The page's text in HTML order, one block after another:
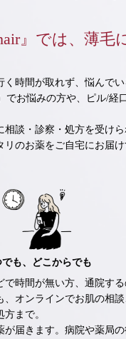
hair』では、薄
く時間が取れず、悩んで
でお悩みの方や、ピル/経
相談・診察・処方を受けら
リのお薬をご自宅にお届
でも、どこからでも
で時間が無い方、通院す
オンラインでお肌の相談
まで。
届きます。病院や薬局